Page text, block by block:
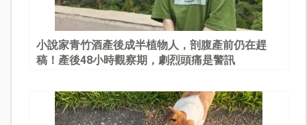
小說家青竹酒產後成半植物人，剖腹產前仍在趕
稿！產後48小時觀察期，劇烈頭痛是警訊